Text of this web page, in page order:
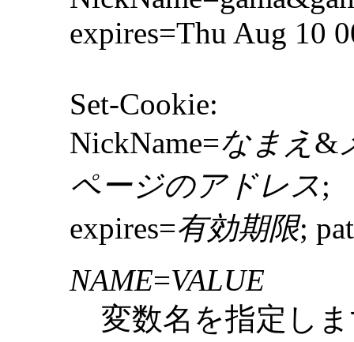
expires=Thu Aug 10
Set-Cookie:
NickName=なまえ&
ページのアドレス;
expires=有効期限;
NAME=VALUE
変数名を指定し